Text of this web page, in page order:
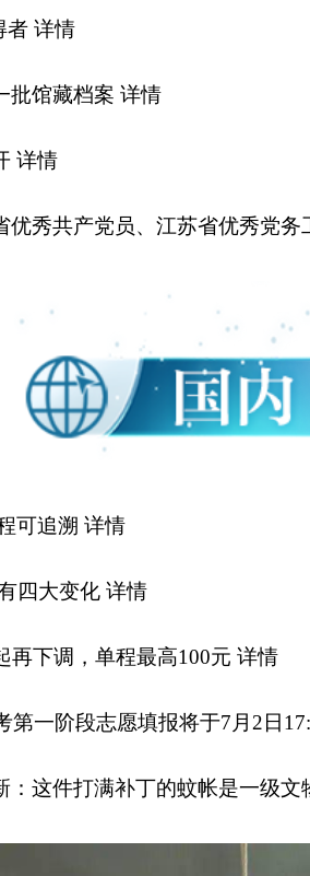
者 详情
批馆藏档案 详情
详情
优秀共产党员、江苏省优秀党
可追溯 详情
四大变化 详情
再下调，单程最高100元 详情
第一阶段志愿填报将于7月2日
这件打满补丁的蚊帐是一级文